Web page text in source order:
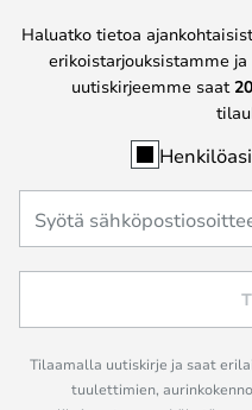
Haluatko tietoa
erikoistarjouksistamme
uutiskirjeemme saat
Tilaamalla uutiskirje ja saat
tuulettimien,